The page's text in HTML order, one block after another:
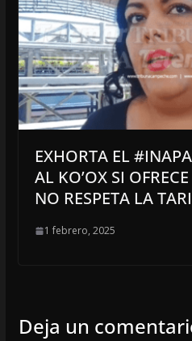
EXHORTA EL
AL KO’OX SI
NO RESPETA LA
1 febrero, 2025
Deja un